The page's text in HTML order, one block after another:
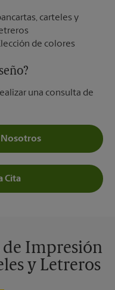
carteles y
de colores
una consulta de
Nosotros
Cita
de Impresión
y Letreros